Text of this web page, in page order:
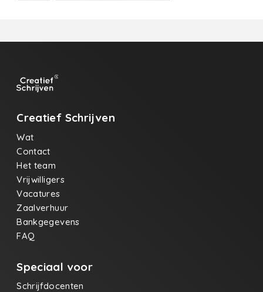
Creatief Schrijven
Wat
Contact
Het team
Vrijwilligers
Vacatures
Zaalverhuur
Bankgegevens
FAQ
Speciaal voor
Schrijfdocenten